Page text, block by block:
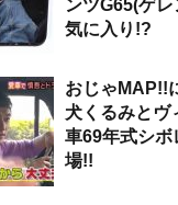
ンツG65(ゲ
気に入り!?
おじゃMAP!!
犬くるみとヴ
車69年式シボ
場!!